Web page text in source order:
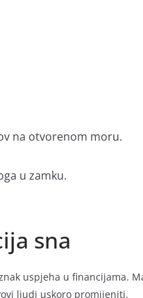
na otvorenom moru.
u zamku.
sna
uspjeha u financijama.
ljudi uskoro promijeniti.